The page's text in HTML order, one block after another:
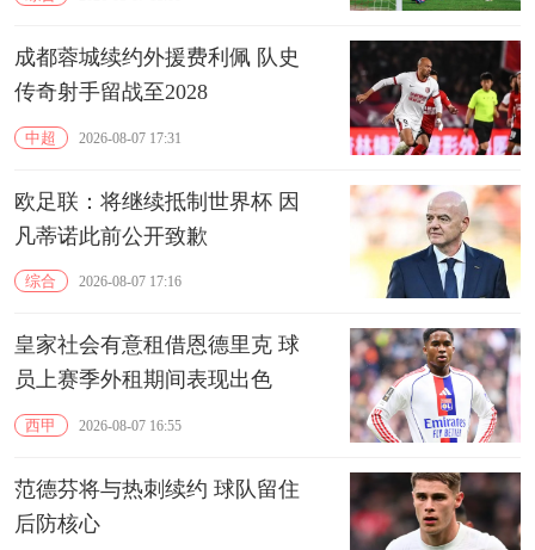
成都蓉城续约外援费利佩 队史
传奇射手留战至2028
中超 2026-08-07 17:31
欧足联：将继续抵制世界杯 因
凡蒂诺此前公开致歉
综合 2026-08-07 17:16
皇家社会有意租借恩德里克 球
员上赛季外租期间表现出色
西甲 2026-08-07 16:55
范德芬将与热刺续约 球队留住
后防核心